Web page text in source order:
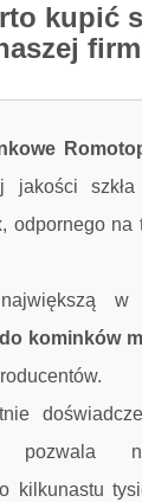
kupić
jakości szkła
odpornego na
największą
kominków
pozwala
kilkunastu